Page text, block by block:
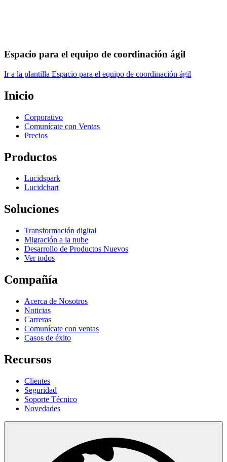
Espacio para el equipo de coordinación ágil
Ir a la plantilla Espacio para el equipo de coordinación ágil
Inicio
Corporativo
Comunícate con Ventas
Precios
Productos
Lucidspark
Lucidchart
Soluciones
Transformación digital
Migración a la nube
Desarrollo de Productos Nuevos
Ver todos
Compañía
Acerca de Nosotros
Noticias
Carreras
Comunícate con ventas
Casos de éxito
Recursos
Clientes
Seguridad
Soporte Técnico
Novedades